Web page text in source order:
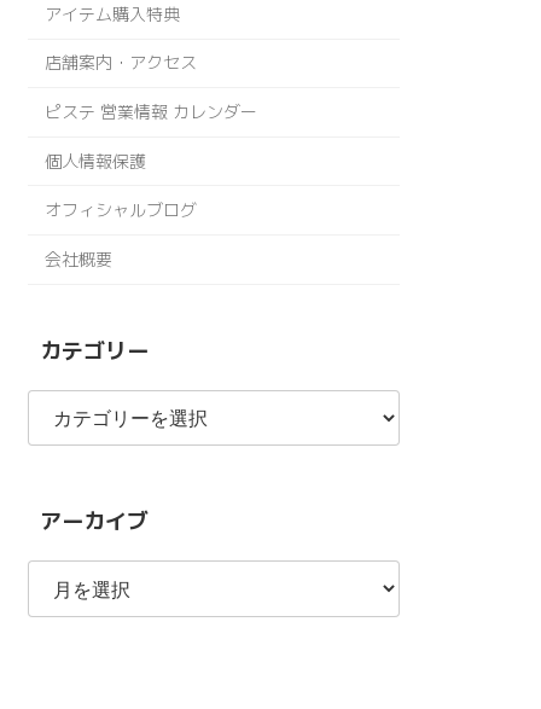
アイテム購入特典
店舗案内・アクセス
ピステ 営業情報 カレンダー
個人情報保護
オフィシャルブログ
会社概要
カテゴリー
カ
ゴ
アーカイブ
ア
カ